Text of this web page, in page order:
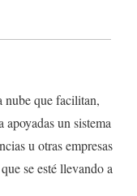
nube que facilitan,
un sistema
u otras empresas
se esté llevando a